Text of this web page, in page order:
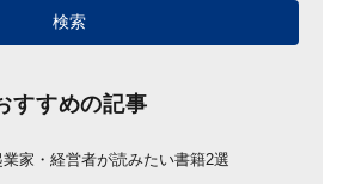
すすめの記事
業家・経営者が読みたい書籍2選